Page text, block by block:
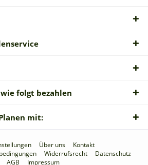
folgt bezahlen
mit:
Über uns
Kontakt
Widerrufsrecht
Datenschutz
AGB
Impressum